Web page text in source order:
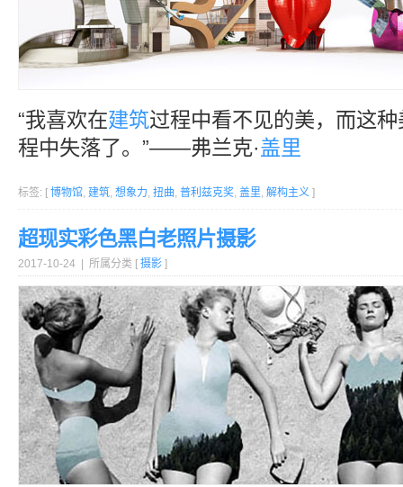
“我喜欢在建筑过程中看不见的美，而这
程中失落了。”——弗兰克·盖里
标签: [ 博物馆, 建筑, 想象力, 扭曲, 普利兹克奖, 盖里, 解构主义 ]
超现实彩色黑白老照片摄影
2017-10-24 | 所属分类 [ 摄影 ]